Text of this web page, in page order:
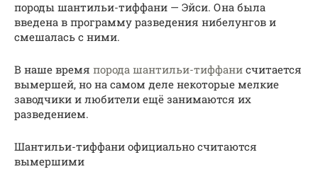
породы шантильи-тиффани — Эйси. Она была
введена в программу разведения нибелунгов и
смешалась с ними.
В наше время порода шантильи-тиффани считается
вымершей, но на самом деле некоторые мелкие
заводчики и любители ещё занимаются их
разведением.
Шантильи-тиффани официально считаются
вымершими